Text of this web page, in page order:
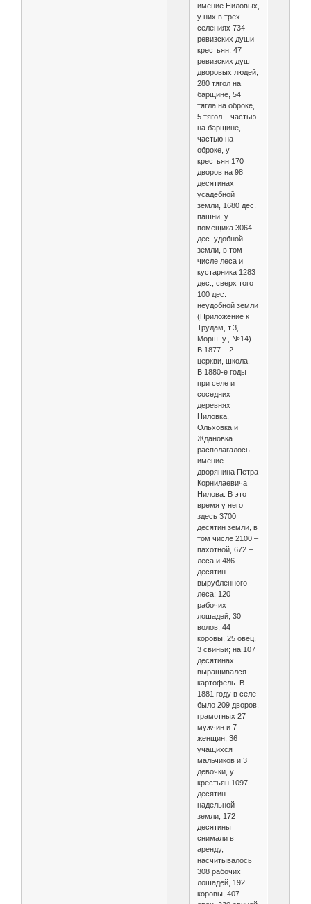
имение Ниловых,
у них в трех
селениях 734
ревизских души
крестьян, 47
ревизских душ
дворовых людей,
280 тягол на
барщине, 54
тягла на оброке,
5 тягол – частью
на барщине,
частью на
оброке, у
крестьян 170
дворов на 98
десятинах
усадебной
земли, 1680 дес.
пашни, у
помещика 3064
дес. удобной
земли, в том
числе леса и
кустарника 1283
дес., сверх того
100 дес.
неудобной земли
(Приложение к
Трудам, т.3,
Морш. у., №14).
В 1877 – 2
церкви, школа.
В 1880-е годы
при селе и
соседних
деревнях
Ниловка,
Ольховка и
Ждановка
располагалось
имение
дворянина Петра
Корнилаевича
Нилова. В это
время у него
здесь 3700
десятин земли, в
том числе 2100 –
пахотной, 672 –
леса и 486
десятин
вырубленного
леса; 120
рабочих
лошадей, 30
волов, 44
коровы, 25 овец,
3 свиньи; на 107
десятинах
выращивался
картофель. В
1881 году в селе
было 209 дворов,
грамотных 27
мужчин и 7
женщин, 36
учащихся
мальчиков и 3
девочки, у
крестьян 1097
десятин
надельной
земли, 172
десятины
снимали в
аренду,
насчитывалось
308 рабочих
лошадей, 192
коровы, 407